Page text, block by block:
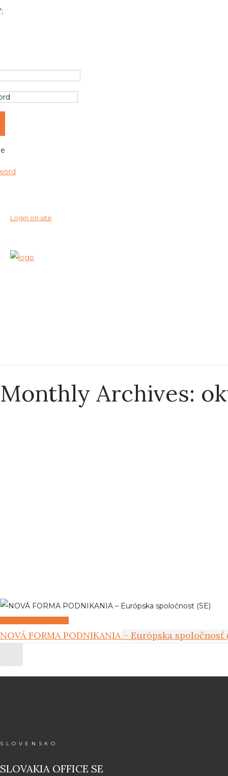
';
Login on site
Monthly Archives:
NOVÁ FORMA PODNIKANIA – Európska spoločnosť
SLOVENSKO
SLOVAKIA OFFICE SE